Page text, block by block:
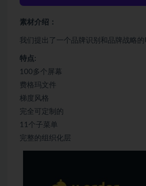
素材介绍：
我们提出了一个品牌识别和品牌战略
特点:
100多个屏幕
费格玛文件
梯度风格
完全可定制的
11个子菜单
完整的组织化层